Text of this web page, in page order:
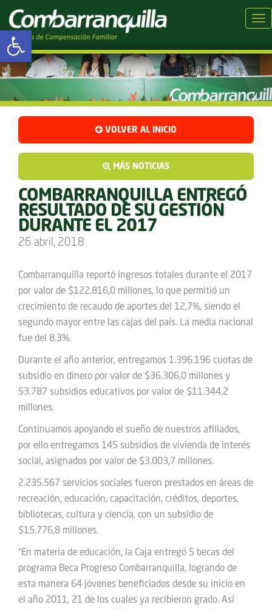
Abrir barra de herramientas
VOLVER AL INICIO
MÁS NOTICIAS
COMBARRANQUILLA ENTREGÓ
RESULTADO DE SU GESTIÓN
DURANTE EL 2017
26 abril, 2018
Combarranquilla reportó ingresos totales durante el 2017
por valor de $122.816,0 millones, lo que permitió un
crecimiento de recaudo de aportes del 12,7%, siendo el
segundo mayor entre las cajas del país. La media nacional
fue del 8.3%.
Durante el año anterior, entregamos 1.396.196 cuotas de
subsidio en dinero por valor de $36.306,0 millones y
53.787 subsidios educativos por valor de $11.344,2
millones.
Continuamos apoyando el sueño de nuestros afiliados,
por ello entregamos 145 subsidios de vivienda de interés
social, asignados por valor de $3.003,7 millones.
2.235.567 servicios sociales fueron prestados en áreas de
recreación, educación, capacitación, créditos, deportes,
bibliotecas, cultura y ciencia, con un subsidio de
$15.776,8 millones.
“En materia de educación, la Caja entregó 5 becas del
programa Beca Progreso Combarranquilla, logrando de
esta manera 64 jóvenes beneficiados desde su inicio en
el año 2011, 21 de los cuales ya recibieron grado. Así